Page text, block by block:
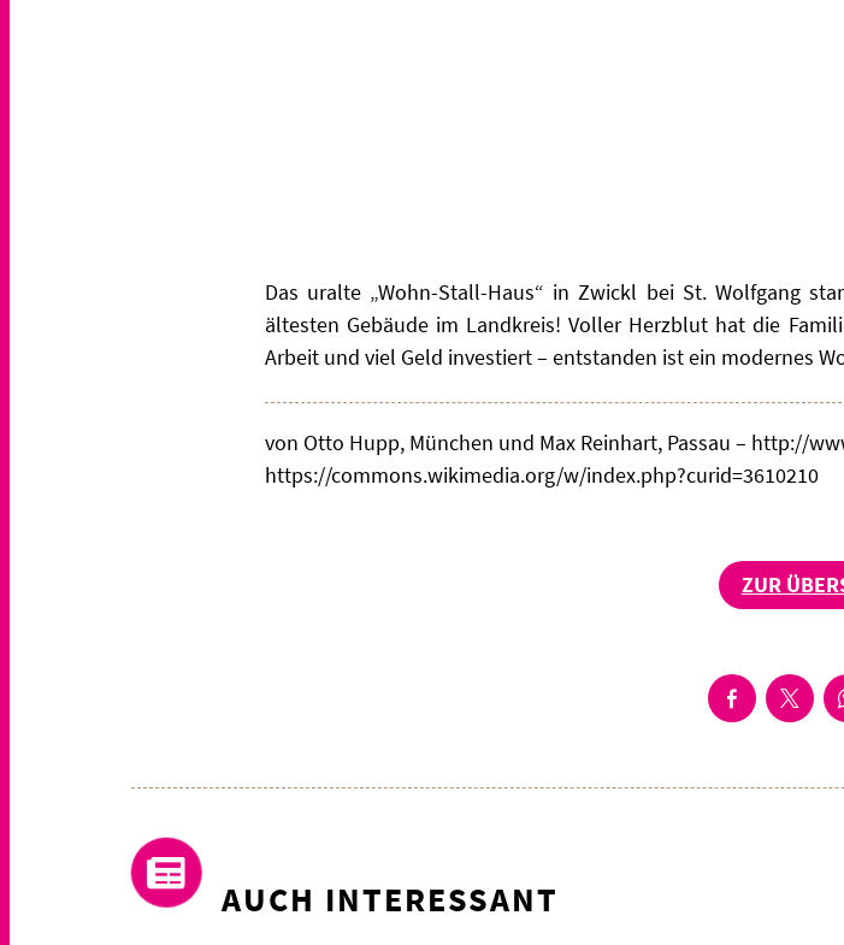
Das uralte „Wohn-Stall-Haus“ in Zwickl bei St. Wolfgang
ältesten Gebäude im Landkreis! Voller Herzblut hat die
Arbeit und viel Geld investiert – entstanden ist ein modernes
von Otto Hupp, München und Max Reinhart, Passau – http://
https://commons.wikimedia.org/w/index.php?curid=3610210
ZUR
AUCH INTERESSANT